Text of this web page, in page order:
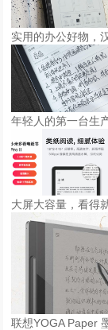
实用的办公好物，
年轻人的第一台生
大屏大容量，看得
联想YOGA Paper